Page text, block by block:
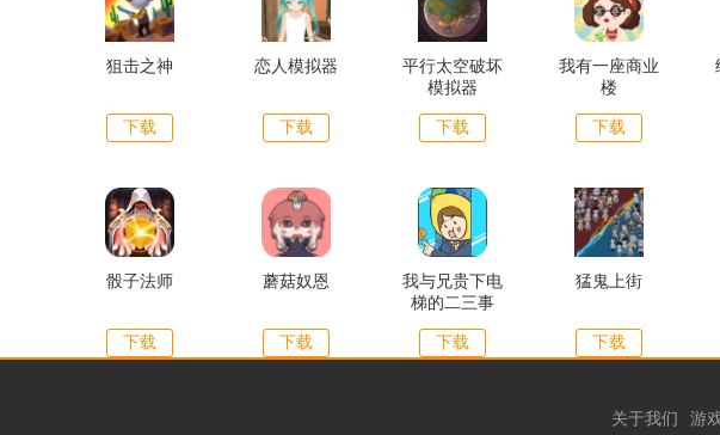
狙击之神
下载
恋人模拟器
下载
平行太空破坏
模拟器
下载
我有一座商业
楼
下载
骰子法师
下载
蘑菇奴恩
下载
我与兄贵下电
梯的二三事
下载
猛鬼上街
下载
关于我们 游